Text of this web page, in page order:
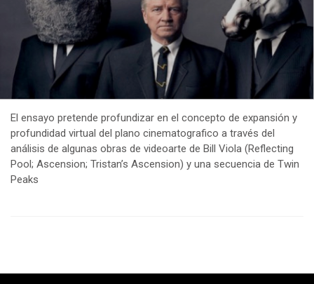
El ensayo pretende profundizar en el concepto de expansión y
profundidad virtual del plano cinematografico a través del
análisis de algunas obras de videoarte de Bill Viola (Reflecting
Pool; Ascension; Tristan’s Ascension) y una secuencia de Twin
Peaks